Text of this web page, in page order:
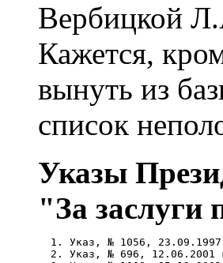
Вербицкой
Кажется,
вынуть из
список
Указы
"За заслуги
1. Указ, № 1056,
2. Указ, № 696, 12.06.2001